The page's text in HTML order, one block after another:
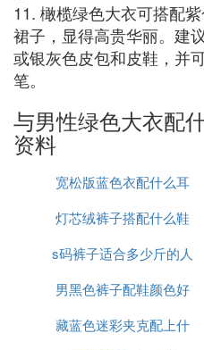
11. 橄榄绿色大衣可搭配
裙子，显得高贵华丽。建
或银灰色皮包和皮鞋，并
笔。
与男性绿色大衣配
资料
宽松版蓝色衣配什么耳
饰好看
灯芯绒裤子搭配什么鞋
好看点
s码裤子适合多少斤的人
穿
男黑色裤子配鞋颜色好
看吗
藏蓝色迷彩夹克配上什